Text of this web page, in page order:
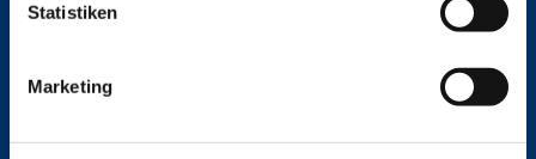
Statistiken
Marketing
St. Bonifatius
St. Marien Liebfrauen
Service